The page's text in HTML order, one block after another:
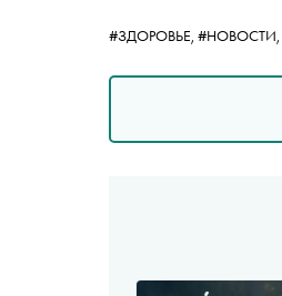
#ЗДОРОВЬЕ, #НОВОСТИ,